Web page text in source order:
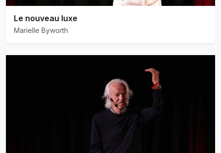
Le nouveau luxe
Marielle Byworth